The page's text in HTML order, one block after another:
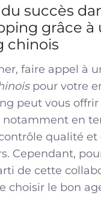
succès
grâce à
chinois
faire appel à
pour votre
peut vous
notamment en
qualité et
Cependant,
de cette
choisir le bon